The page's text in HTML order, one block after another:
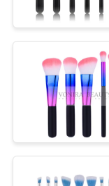
行
理
自然
ラシ
総